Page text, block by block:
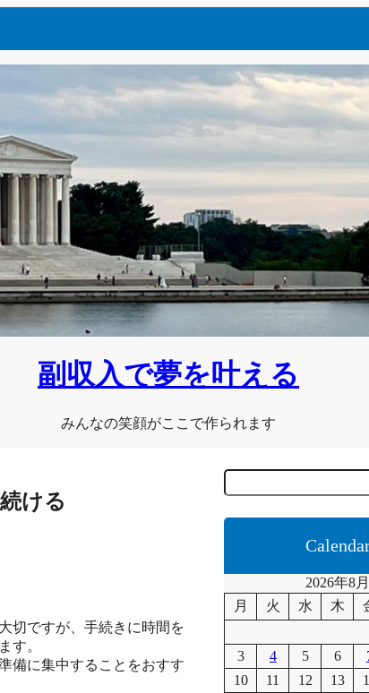
副収入で夢を叶える
みんなの笑顔がここで作られます
ける
切ですが、手続きに時間を
す。
備に集中することをおすす
C
e
c
2026年8月
月
火 水 木
3 4 5 6
10
11 12 13